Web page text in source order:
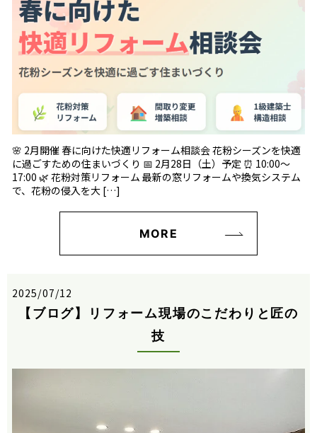
🌸 2月開催 春に向けた快適リフォーム相談会 花粉シーズンを快適
に過ごすための住まいづくり 📅 2月28日（土）予定 ⏰ 10:00〜
17:00 🌿 花粉対策リフォーム 最新の窓リフォームや換気システム
で、花粉の侵入を大 […]
MORE
2025/07/12
【ブログ】リフォーム現場のこだわりと匠の
技